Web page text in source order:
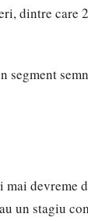
dintre care
segment
devreme
un stagiu